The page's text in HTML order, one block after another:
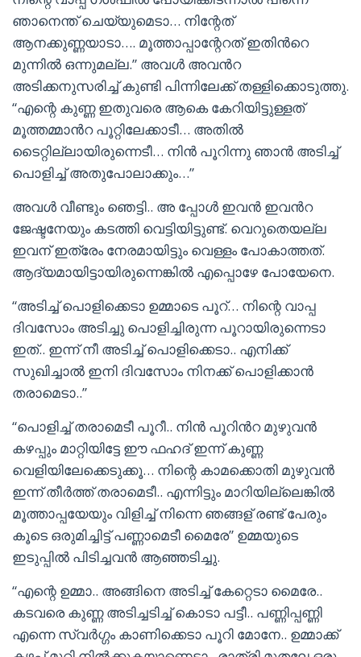
ഞാനെന്ത് ചെയ്യുമെടാ… നിന്റേത്
ആനക്കുണ്ണയാടാ…. മൂത്താപ്പാന്റേറത് ഇതിൻറെ
മുന്നിൽ ഒന്നുമല്ല.” അവൾ അവൻറ
അടിക്കനുസരിച്ച് കുണ്ടി പിന്നിലേക്ക് തള്ളിക്കൊടുത്തു.
“എന്റെ കുണ്ണ ഇതുവരെ ആകെ കേറിയിട്ടുള്ളത്
മൂത്തമ്മാൻറ പൂറ്റിലേക്കാടീ… അതിൽ
ടൈറ്റില്ലായിരുന്നെടീ… നിൻ പൂറിന്നു ഞാൻ അടിച്ച്
പൊളിച്ച് അതുപോലാക്കും…”
അവൾ വീണ്ടും ഞെട്ടി.. അ പ്പോൾ ഇവൻ ഇവൻറ
ജേഷ്ടനേയും കടത്തി വെട്ടിയിട്ടുണ്ട്. വെറുതെയല്ല
ഇവന് ഇത്രേം നേരമായിട്ടും വെള്ളം പോകാത്തത്.
ആദ്യമായിട്ടായിരുന്നെങ്കിൽ എപ്പൊഴേ പോയേനെ.
“അടിച്ച് പൊളിക്കെടാ ഉമ്മാടെ പൂറ്… നിന്റെ വാപ്പ
ദിവസോം അടിച്ചു പൊളിച്ചിരുന്ന പൂറായിരുന്നെടാ
ഇത്.. ഇന്ന് നീ അടിച്ച് പൊളിക്കെടാ.. എനിക്ക്
സുഖിച്ചാൽ ഇനി ദിവസോം നിനക്ക് പൊളിക്കാൻ
തരാമെടാ..”
“പൊളിച്ച് തരാമെടീ പൂറീ.. നിൻ പൂറിൻറ മുഴുവൻ
കഴപ്പും മാറ്റിയിട്ടേ ഈ ഫഹദ് ഇന്ന് കുണ്ണ
വെളിയിലേക്കെടുക്കൂ… നിന്റെ കാമക്കൊതി മുഴുവൻ
ഇന്ന് തീർത്ത് തരാമെടീ.. എന്നിട്ടും മാറിയില്ലെങ്കിൽ
മൂത്താപ്പയേയും വിളിച്ച് നിന്നെ ഞങ്ങള് രണ്ട് പേരും
കൂടെ ഒരുമിച്ചിട്ട് പണ്ണാമെടീ മൈരേ” ഉമ്മയുടെ
ഇടുപ്പിൽ പിടിച്ചവൻ ആഞ്ഞടിച്ചു.
“എന്റെ ഉമ്മാ.. അങ്ങിനെ അടിച്ച് കേറ്റെടാ മൈരേ..
കടവരെ കുണ്ണ അടിച്ചടിച്ച് കൊടാ പട്ടീ.. പണ്ണിപ്പണ്ണി
എന്നെ സ്വർഗ്ഗം കാണിക്കെടാ പൂറി മോനേ.. ഉമ്മാക്ക്